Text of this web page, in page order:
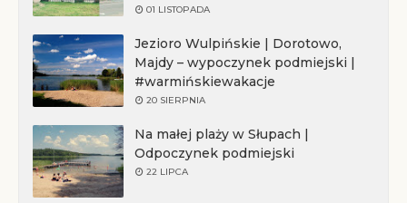
01 LISTOPADA
Jezioro Wulpińskie | Dorotowo,
Majdy – wypoczynek podmiejski |
#warmińskiewakacje
20 SIERPNIA
Na małej plaży w Słupach |
Odpoczynek podmiejski
22 LIPCA